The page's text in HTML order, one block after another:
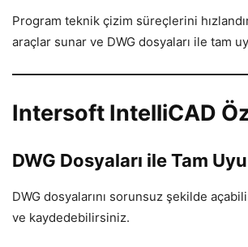
Program teknik çizim süreçlerini
araçlar sunar ve DWG dosyaları ile tam
Intersoft IntelliCAD
DWG Dosyaları ile Tam
DWG dosyalarını sorunsuz şekilde
ve kaydedebilirsiniz.